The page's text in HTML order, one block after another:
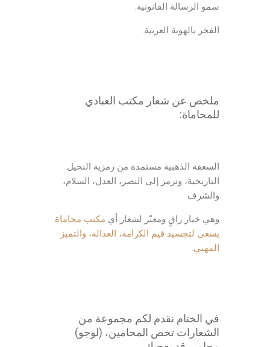
سمو الرسالة القانونية.
الفخر بالهوية العربية.
ملخص عن شعار مكتب العبادي
للمحاماة:
السعفة الذهبية مستمدة من رمزية النخيل
التاريخية، وترمز إلى النصر، العدل، السلام،
والشرف
وهي خيار راقٍ ومعبّر لشعار أي مكتب محاماة
يسعى لتجسيد قيم الكرامة، العدالة، والتميز
المهني.
في الختام نقدم لكم مجموعة من
الشعارات تخص المحامين، (لوجو)